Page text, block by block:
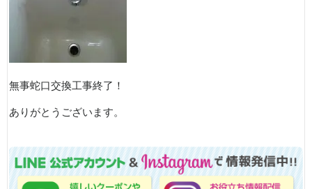
無事蛇口交換工事終了！
ありがとうございます。